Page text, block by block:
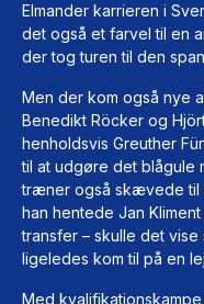
Elmander karrieren i
det også et farvel til en
der tog turen til den
Men der kom også nye
Benedikt Röcker og
henholdsvis Greuther
til at udgøre det blågule
træner også skævede til
han hentede Jan
transfer – skulle det
ligeledes kom til på en
Med